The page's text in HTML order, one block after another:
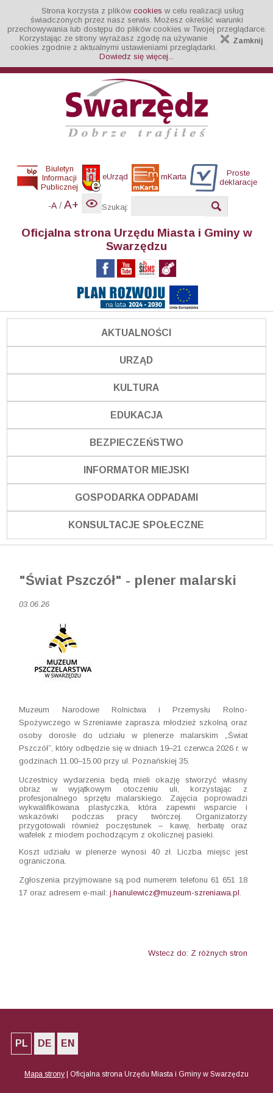
Strona korzysta z plików cookies w celu realizacji usług
świadczonych przez nasz serwis. Możesz określić warunki
przechowywania lub dostępu do plików cookies w Twojej przeglądarce.
Zamknij
Korzystając ze strony wyrażasz zgodę na używanie
cookies zgodnie z aktualnymi ustawieniami przeglądarki.
Dowiedz się więcej...
Biuletyn
Informacji
Publicznej
eUrząd mKarta
Proste
deklaracje
-A / A+ Szukaj:
Oficjalna strona Urzędu Miasta i Gminy w
Swarzędzu
AKTUALNOŚCI
URZĄD
KULTURA
EDUKACJA
BEZPIECZEŃSTWO
INFORMATOR MIEJSKI
GOSPODARKA ODPADAMI
KONSULTACJE SPOŁECZNE
"Świat Pszczół" - plener malarski
03.06.26
Muzeum Narodowe Rolnictwa i Przemysłu Rolno-
Spożywczego w Szreniawie zaprasza młodzież szkolną oraz
osoby dorosłe do udziału w plenerze malarskim „Świat
Pszczół”, który odbędzie się w dniach 19–21 czerwca 2026 r. w
godzinach 11.00–15.00 przy ul. Poznańskiej 35.
Uczestnicy wydarzenia będą mieli okazję stworzyć własny
obraz w wyjątkowym otoczeniu uli, korzystając z
profesjonalnego sprzętu malarskiego. Zajęcia poprowadzi
wykwalifikowana plastyczka, która zapewni wsparcie i
wskazówki podczas pracy twórczej. Organizatorzy
przygotowali również poczęstunek – kawę, herbatę oraz
wafelek z miodem pochodzącym z okolicznej pasieki.
Koszt udziału w plenerze wynosi 40 zł. Liczba miejsc jest
ograniczona.
Zgłoszenia przyjmowane są pod numerem telefonu 61 651 18
17 oraz adresem e-mail:j.hanulewicz@muzeum-szreniawa.pl.
Wstecz do: Z różnych stron
PL DE EN
Mapa strony | Oficjalna strona Urzędu Miasta i Gminy w Swarzędzu